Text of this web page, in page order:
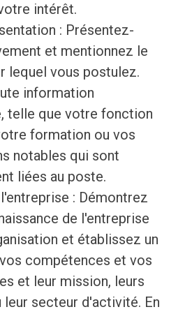
intérêt.
: Présentez-
et mentionnez le
lequel vous postulez.
information
telle que votre fonction
formation ou vos
notables qui sont
liées au poste.
: Démontrez
de l'entreprise
et établissez un
compétences et vos
et leur mission, leurs
leur secteur d'activité. En